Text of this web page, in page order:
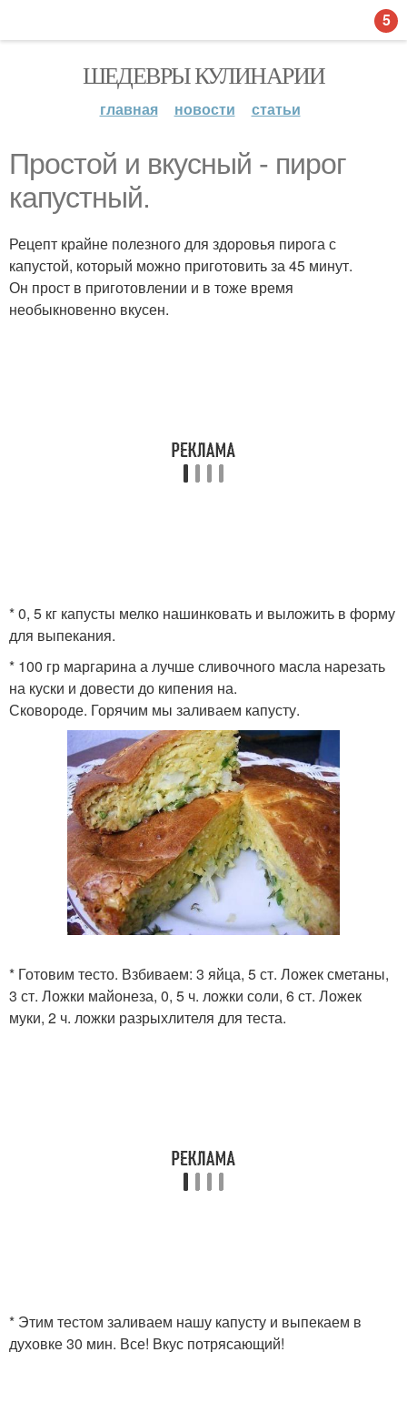
ШЕДЕВРЫ КУЛИНАРИИ
главная новости статьи
Простой и вкусный - пирог
капустный.
Рецепт крайне полезного для здоровья пирога с
капустой, который можно приготовить за 45 минут.
Он прост в приготовлении и в тоже время
необыкновенно вкусен.
* 0, 5 кг капусты мелко нашинковать и выложить в форму
для выпекания.
* 100 гр маргарина а лучше сливочного масла нарезать
на куски и довести до кипения на.
Сковороде. Горячим мы заливаем капусту.
* Готовим тесто. Взбиваем: 3 яйца, 5 ст. Ложек сметаны,
3 ст. Ложки майонеза, 0, 5 ч. ложки соли, 6 ст. Ложек
муки, 2 ч. ложки разрыхлителя для теста.
* Этим тестом заливаем нашу капусту и выпекаем в
духовке 30 мин. Все! Вкус потрясающий!
5